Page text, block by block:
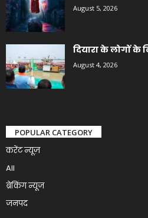
August 5, 2026
दियारा के लोगों के
August 4, 2026
POPULAR CATEGORY
करेंट न्यूज़
All
ब्रेकिंग न्यूज
जनपद